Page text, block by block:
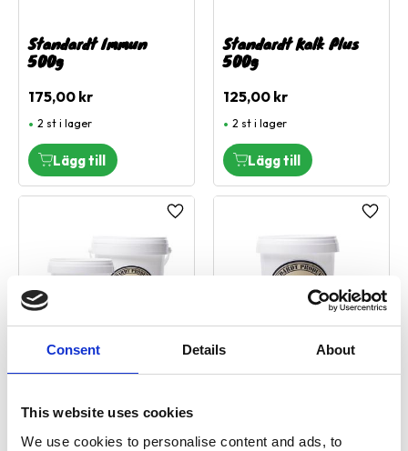
Consent Details About
This website uses cookies
We use cookies to personalise content and ads, to
Standardt Immun
500g
175,00 kr
2 st i lager
Standardt Kalk Plus
500g
125,00 kr
2 st i lager
300g
vitamin och mineraltillskott
Lägg till i favoriter Lägg